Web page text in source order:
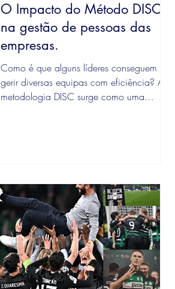
O Impacto do Método DISC
na gestão de pessoas das
empresas.
Como é que alguns líderes conseguem
gerir diversas equipas com eficiência? A
metodologia DISC surge como uma